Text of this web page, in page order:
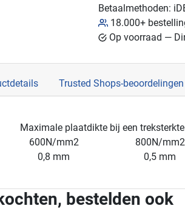
Betaalmethoden:
18.000+
Op voorraad —
Trusted Shops-beoordelingen
Maximale plaatdikte bij een
600N/mm2
800N/mm2
0,8 mm 0,5 mm
bestelden ook